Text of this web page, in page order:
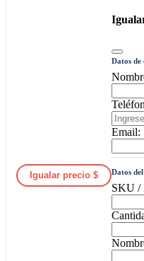
Igualar precio $
Datos de
Email:
Datos
SKU /